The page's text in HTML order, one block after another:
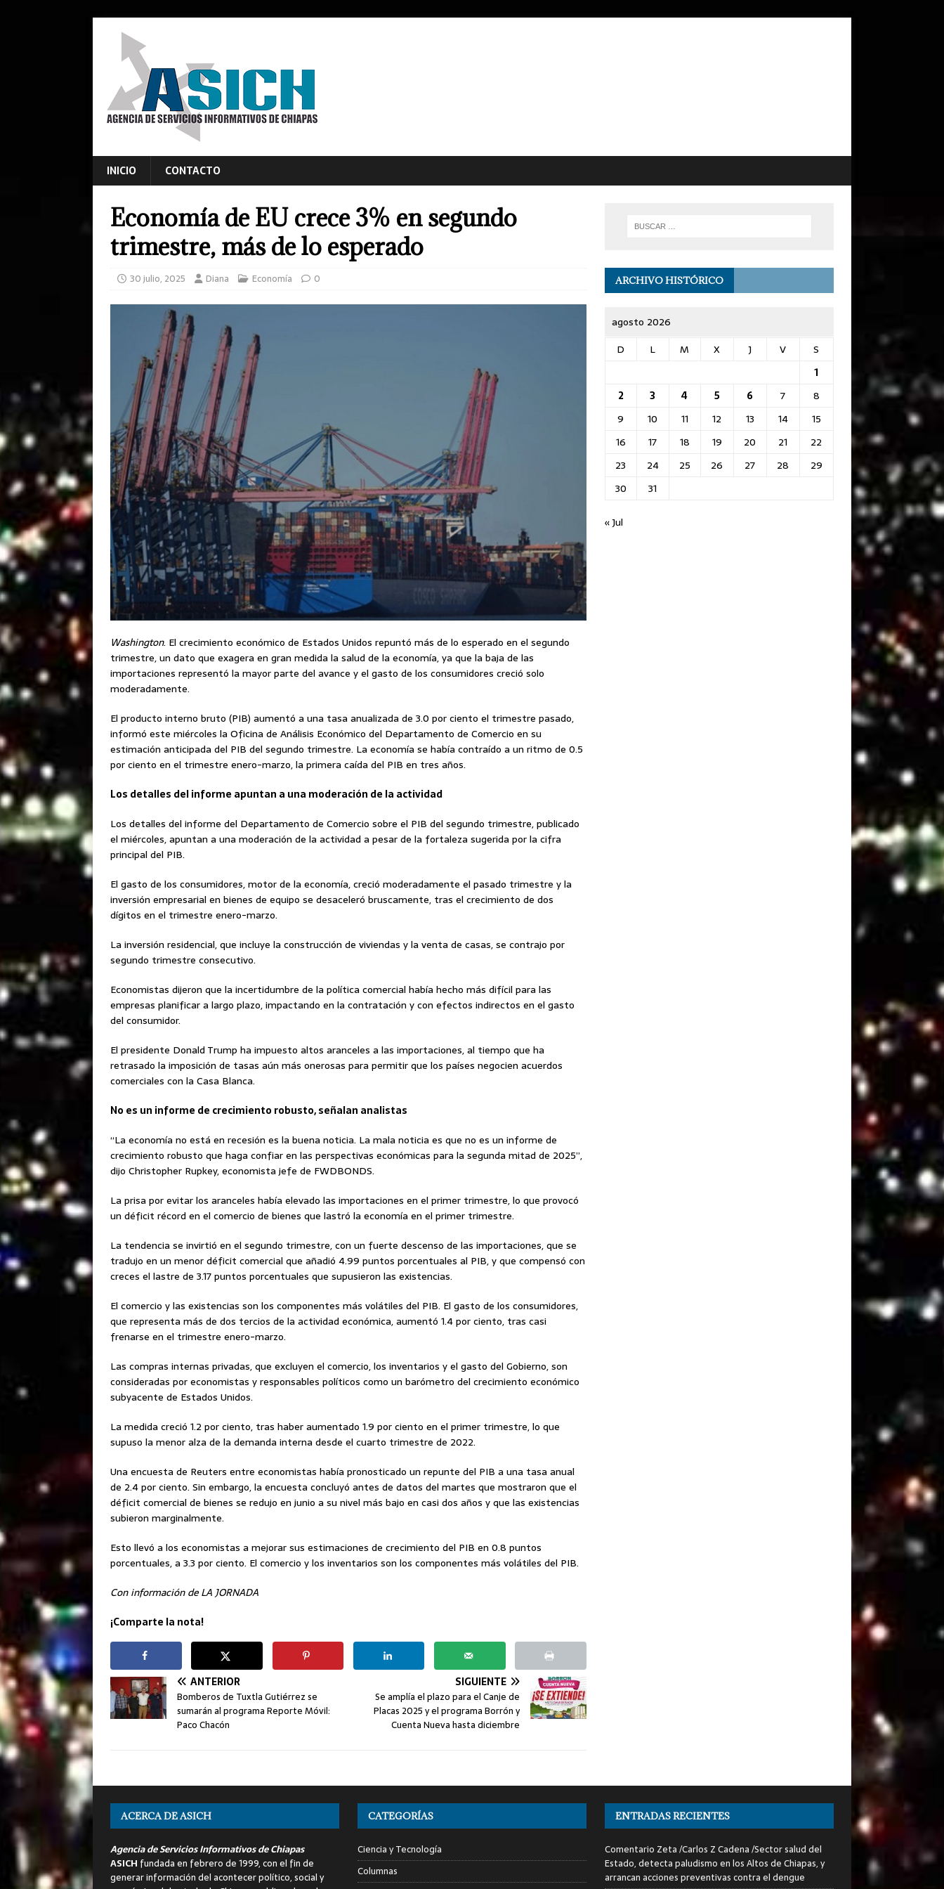
INICIO CONTACTO
Economía de EU crece 3% en segundo
trimestre, más de lo esperado
30 julio, 2025 Diana Economía 0
Washington. El crecimiento económico de Estados Unidos repuntó más de lo esperado en el segundo
trimestre, un dato que exagera en gran medida la salud de la economía, ya que la baja de las
importaciones representó la mayor parte del avance y el gasto de los consumidores creció solo
moderadamente.
El producto interno bruto (PIB) aumentó a una tasa anualizada de 3.0 por ciento el trimestre pasado,
informó este miércoles la Oficina de Análisis Económico del Departamento de Comercio en su
estimación anticipada del PIB del segundo trimestre. La economía se había contraído a un ritmo de 0.5
por ciento en el trimestre enero-marzo, la primera caída del PIB en tres años.
Los detalles del informe apuntan a una moderación de la actividad
Los detalles del informe del Departamento de Comercio sobre el PIB del segundo trimestre, publicado
el miércoles, apuntan a una moderación de la actividad a pesar de la fortaleza sugerida por la cifra
principal del PIB.
El gasto de los consumidores, motor de la economía, creció moderadamente el pasado trimestre y la
inversión empresarial en bienes de equipo se desaceleró bruscamente, tras el crecimiento de dos
dígitos en el trimestre enero-marzo.
La inversión residencial, que incluye la construcción de viviendas y la venta de casas, se contrajo por
segundo trimestre consecutivo.
Economistas dijeron que la incertidumbre de la política comercial había hecho más difícil para las
empresas planificar a largo plazo, impactando en la contratación y con efectos indirectos en el gasto
del consumidor.
El presidente Donald Trump ha impuesto altos aranceles a las importaciones, al tiempo que ha
retrasado la imposición de tasas aún más onerosas para permitir que los países negocien acuerdos
comerciales con la Casa Blanca.
No es un informe de crecimiento robusto, señalan analistas
“La economía no está en recesión es la buena noticia. La mala noticia es que no es un informe de
crecimiento robusto que haga confiar en las perspectivas económicas para la segunda mitad de 2025”,
dijo Christopher Rupkey, economista jefe de FWDBONDS.
La prisa por evitar los aranceles había elevado las importaciones en el primer trimestre, lo que provocó
un déficit récord en el comercio de bienes que lastró la economía en el primer trimestre.
La tendencia se invirtió en el segundo trimestre, con un fuerte descenso de las importaciones, que se
tradujo en un menor déficit comercial que añadió 4.99 puntos porcentuales al PIB, y que compensó con
creces el lastre de 3.17 puntos porcentuales que supusieron las existencias.
El comercio y las existencias son los componentes más volátiles del PIB. El gasto de los consumidores,
que representa más de dos tercios de la actividad económica, aumentó 1.4 por ciento, tras casi
frenarse en el trimestre enero-marzo.
Las compras internas privadas, que excluyen el comercio, los inventarios y el gasto del Gobierno, son
consideradas por economistas y responsables políticos como un barómetro del crecimiento económico
subyacente de Estados Unidos.
La medida creció 1.2 por ciento, tras haber aumentado 1.9 por ciento en el primer trimestre, lo que
supuso la menor alza de la demanda interna desde el cuarto trimestre de 2022.
Una encuesta de Reuters entre economistas había pronosticado un repunte del PIB a una tasa anual
de 2.4 por ciento. Sin embargo, la encuesta concluyó antes de datos del martes que mostraron que el
déficit comercial de bienes se redujo en junio a su nivel más bajo en casi dos años y que las existencias
subieron marginalmente.
Esto llevó a los economistas a mejorar sus estimaciones de crecimiento del PIB en 0.8 puntos
porcentuales, a 3.3 por ciento. El comercio y los inventarios son los componentes más volátiles del PIB.
Con información de LA JORNADA
¡Comparte la nota!
ANTERIOR
Bomberos de Tuxtla Gutiérrez se
sumarán al programa Reporte Móvil:
Paco Chacón
SIGUIENTE
Se amplía el plazo para el Canje de
Placas 2025 y el programa Borrón y
Cuenta Nueva hasta diciembre
ARCHIVO HISTÓRICO
agosto 2026
D
L M X J V
S
1
2
3 4 5 6 7
8
9
10 11 12 13 14
15
16
17 18 19 20 21
22
23
24 25 26 27 28
29
30
31
« Jul
ACERCA DE ASICH
Agencia de Servicios Informativos de Chiapas
ASICH fundada en febrero de 1999, con el fin de
generar información del acontecer político, social y
CATEGORÍAS
Ciencia y Tecnología
Columnas
ENTRADAS RECIENTES
Comentario Zeta /Carlos Z Cadena /Sector salud del
Estado, detecta paludismo en los Altos de Chiapas, y
arrancan acciones preventivas contra el dengue